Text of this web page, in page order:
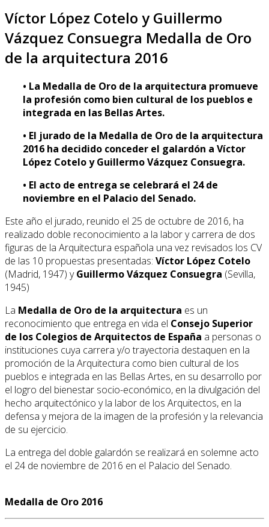
Víctor López Cotelo y Guillermo
Vázquez Consuegra Medalla de Oro
de la arquitectura 2016
• La Medalla de Oro de la arquitectura promueve
la profesión como bien cultural de los pueblos e
integrada en las Bellas Artes.
• El jurado de la Medalla de Oro de la arquitectura
2016 ha decidido conceder el galardón a Víctor
López Cotelo y Guillermo Vázquez Consuegra.
• El acto de entrega se celebrará el 24 de
noviembre en el Palacio del Senado.
Este año el jurado, reunido el 25 de octubre de 2016, ha
realizado doble reconocimiento a la labor y carrera de dos
figuras de la Arquitectura española una vez revisados los CV
de las 10 propuestas presentadas: Víctor López Cotelo
(Madrid, 1947) yGuillermo Vázquez Consuegra (Sevilla,
1945)
La Medalla de Oro de la arquitectura es un
reconocimiento que entrega en vida el Consejo Superior
de los Colegios de Arquitectos de España a personas o
instituciones cuya carrera y/o trayectoria destaquen en la
promoción de la Arquitectura como bien cultural de los
pueblos e integrada en las Bellas Artes, en su desarrollo por
el logro del bienestar socio-económico, en la divulgación del
hecho arquitectónico y la labor de los Arquitectos, en la
defensa y mejora de la imagen de la profesión y la relevancia
de su ejercicio.
La entrega del doble galardón se realizará en solemne acto
el 24 de noviembre de 2016 en el Palacio del Senado.
Medalla de Oro 2016